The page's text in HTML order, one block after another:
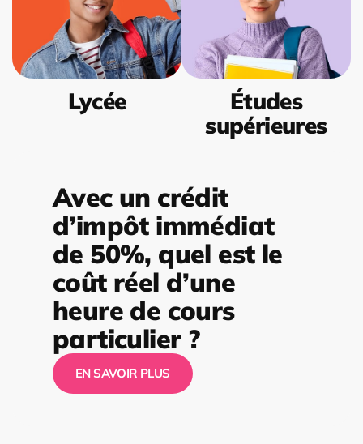
Lycée
Études
supérieures
Avec un crédit
d’impôt immédiat
de 50%, quel est le
coût réel d’une
heure de cours
particulier ?
EN SAVOIR PLUS